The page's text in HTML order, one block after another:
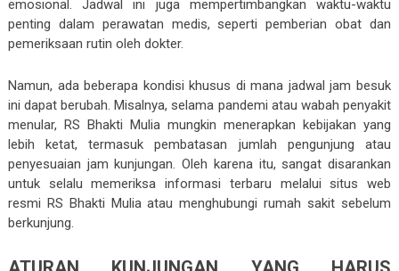
emosional. Jadwal ini juga mempertimbangkan waktu-waktu
penting dalam perawatan medis, seperti pemberian obat dan
pemeriksaan rutin oleh dokter.
Namun, ada beberapa kondisi khusus di mana jadwal jam besuk
ini dapat berubah. Misalnya, selama pandemi atau wabah penyakit
menular, RS Bhakti Mulia mungkin menerapkan kebijakan yang
lebih ketat, termasuk pembatasan jumlah pengunjung atau
penyesuaian jam kunjungan. Oleh karena itu, sangat disarankan
untuk selalu memeriksa informasi terbaru melalui situs web
resmi RS Bhakti Mulia atau menghubungi rumah sakit sebelum
berkunjung.